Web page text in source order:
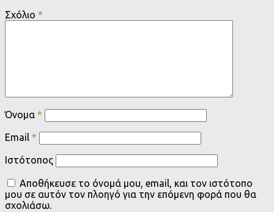
Σχόλιο *
Όνομα *
Email *
Ιστότοπος
Αποθήκευσε το όνομά μου, email, και τον ιστότοπο
μου σε αυτόν τον πλοηγό για την επόμενη φορά που θα
σχολιάσω.